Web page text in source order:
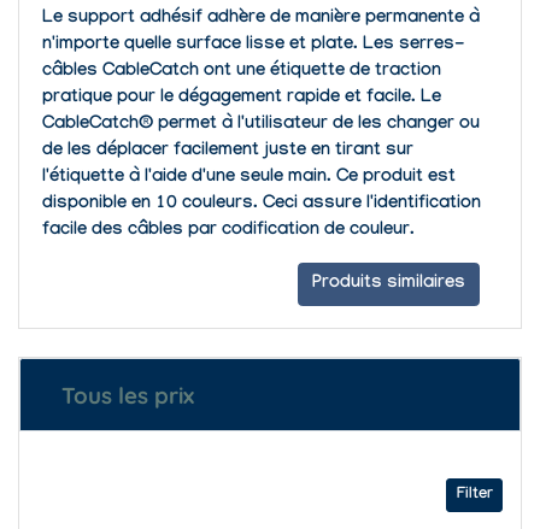
Le support adhésif adhère de manière permanente à
n'importe quelle surface lisse et plate. Les serres-
câbles CableCatch ont une étiquette de traction
pratique pour le dégagement rapide et facile. Le
CableCatch® permet à l'utilisateur de les changer ou
de les déplacer facilement juste en tirant sur
l'étiquette à l'aide d'une seule main. Ce produit est
disponible en 10 couleurs. Ceci assure l'identification
facile des câbles par codification de couleur.
Produits similaires
Tous les prix
Filter